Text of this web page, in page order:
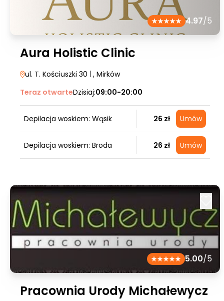
4.97/5
Aura Holistic Clinic
ul. T. Kościuszki 30 , Mirków
Teraz otwarteDzisiaj:09:00-20:00
Depilacja woskiem: Wąsik 26 zł Umów
Depilacja woskiem: Broda 26 zł Umów
5.00/5
Pracownia Urody Michałewycz